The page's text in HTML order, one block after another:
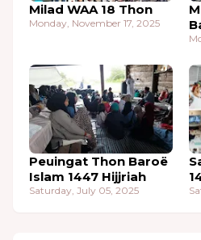
Milad WAA 18 Thon
Monday, November 17, 2025
Peuingat Thon Baroë
Islam 1447 Hijjriah
Saturday, July 05, 2025